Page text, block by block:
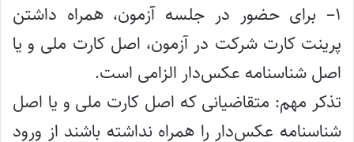
۱– برای حضور در جلسه آزمون، همراه داشتن
پرینت کارت شرکت در آزمون‌، اصل کارت ملی و یا
اصل شناسنامه عکس‌دار الزامی است.
تذکر مهم: متقاضیانی که اصل کارت ملی و یا اصل
شناسنامه عکس‌دار را همراه نداشته باشند از ورود